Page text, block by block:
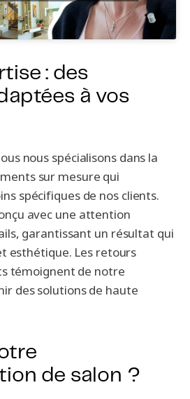
: des
à vos
nous spécialisons dans la
sur mesure qui
spécifiques de nos clients.
avec une attention
garantissant un résultat qui
esthétique. Les retours
témoignent de notre
des solutions de haute
de salon ?